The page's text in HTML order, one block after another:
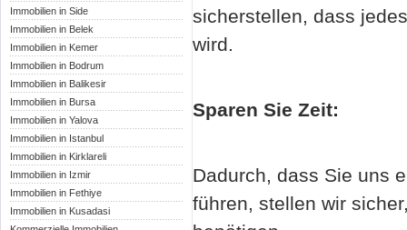
Immobilien in Side
Immobilien in Belek
Immobilien in Kemer
Immobilien in Bodrum
Immobilien in Balikesir
Immobilien in Bursa
Immobilien in Yalova
Immobilien in Istanbul
Immobilien in Kirklareli
Immobilien in Izmir
Immobilien in Fethiye
Immobilien in Kusadasi
sicherstellen, dass
wird.
Sparen Sie Zeit:
Dadurch, dass Sie uns
führen, stellen wir